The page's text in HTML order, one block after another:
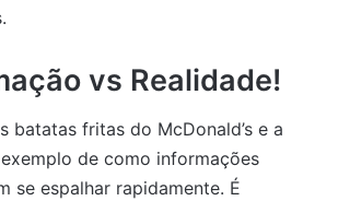
vs Realidade!
batatas fritas do McDonald’s e a
de como informações
se espalhar rapidamente. É